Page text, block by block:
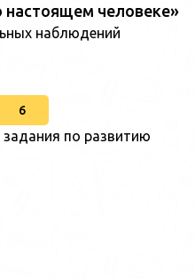
настоящем человеке»
наблюдений
6
по развитию